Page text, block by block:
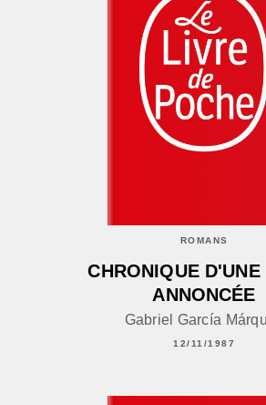
ROMANS
CHRONIQUE D'UNE
ANNONCÉE
Gabriel García
12/11/1987